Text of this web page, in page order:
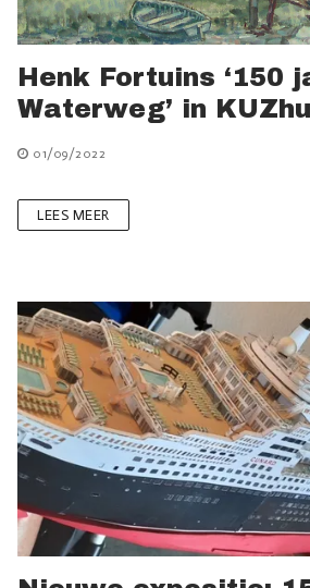
Henk Fortuins ‘150
Waterweg’ in
01/09/2022
LEES MEER